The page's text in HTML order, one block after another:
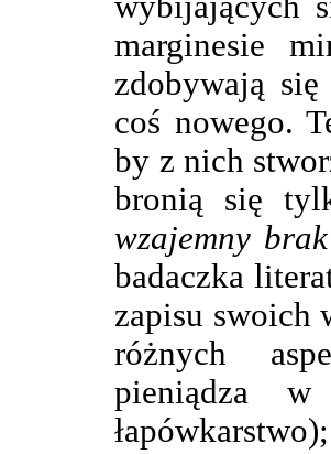
marginesie
zdobywają
coś nowego.
by z nich
bronią się
wzajemny
badaczka
zapisu swoich
różnych
pieniądza